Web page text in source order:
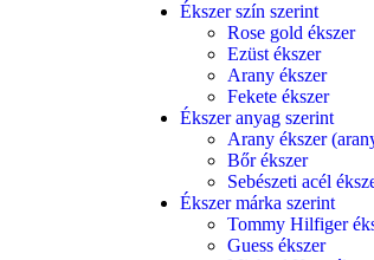
Ékszer szín szerint
Rose gold ékszer
Ezüst ékszer
Arany ékszer
Fekete ékszer
Ékszer anyag szerint
Arany ékszer
Bőr ékszer
Sebészeti acél
Ékszer márka szerint
Tommy Hilfiger
Guess ékszer